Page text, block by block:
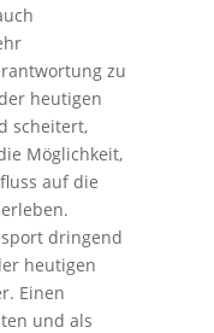
zu
heutigen
scheitert,
Möglichkeit,
auf die
dringend
heutigen
Einen
und als